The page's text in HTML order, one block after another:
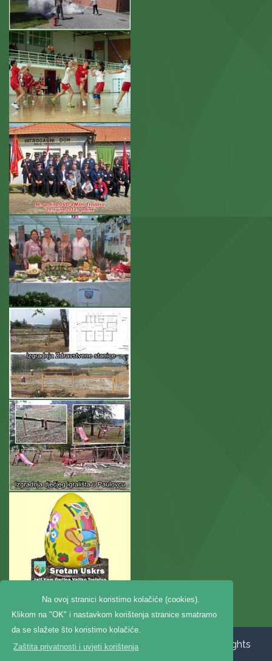
Na ovoj stranici koristimo kolačiće (cookies).
Klikom na "OK" i nastavkom korištenja stranice smatramo
da se slažete što koristimo kolačiće.
Zaštita privatnosti i uvjeti korištenja
Copyright ©2020. Općina Veliko Trojstvo, All Rights